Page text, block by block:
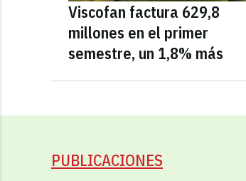
Viscofan factura 629,8
millones en el primer
semestre, un 1,8% más
PUBLICACIONES